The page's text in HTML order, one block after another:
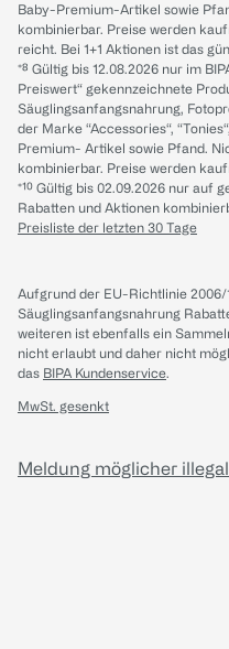
Baby-Premium-Artikel sowie
kombinierbar. Preise werden
reicht. Bei 1+1 Aktionen ist das
*⁸ Gültig bis 12.08.2026 nur im
Preiswert“ gekennzeichnete
Säuglingsanfangsnahrung,
der Marke “Accessories“,
Premium- Artikel sowie Pfand.
kombinierbar. Preise werden
*¹⁰ Gültig bis 02.09.2026 nur auf
Rabatten und Aktionen
Preisliste der letzten 30 Tage
Aufgrund der EU-Richtlinie 2006/
Säuglingsanfangsnahrung
weiteren ist ebenfalls ein
nicht erlaubt und daher nicht
das BIPA Kundenservice.
MwSt. gesenkt
Meldung möglicher